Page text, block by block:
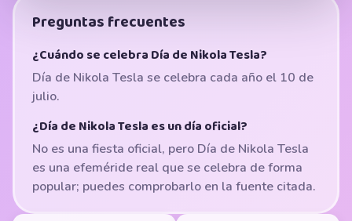
Preguntas frecuentes
¿Cuándo se celebra Día de Nikola Tesla?
Día de Nikola Tesla se celebra cada año el 10 de
julio.
¿Día de Nikola Tesla es un día oficial?
No es una fiesta oficial, pero Día de Nikola Tesla
es una efeméride real que se celebra de forma
popular; puedes comprobarlo en la fuente citada.